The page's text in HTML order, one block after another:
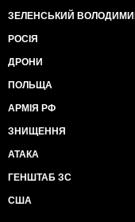
ЗЕЛЕНСЬКИЙ
РОСІЯ
ДРОНИ
ПОЛЬЩА
АРМІЯ РФ
ЗНИЩЕННЯ
АТАКА
ГЕНШТАБ ЗС
США